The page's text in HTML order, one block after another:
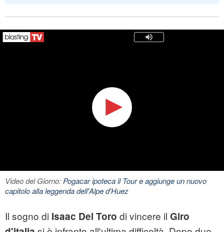
Video del Giorno:Pogacar ipoteca il Tour e aggiunge un nuovo
capitolo alla leggenda dell'Alpe d'Huez
Il sogno di Isaac Del Toro di vincere il Giro